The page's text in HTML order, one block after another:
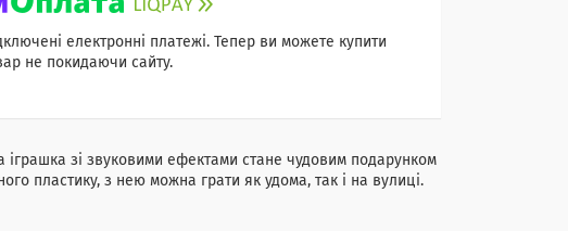
електронні платежі. Тепер ви можете купити
не покидаючи сайту.
іграшка зі звуковими ефектами стане чудовим подарунком
пластику, з нею можна грати як удома, так і на вулиці.